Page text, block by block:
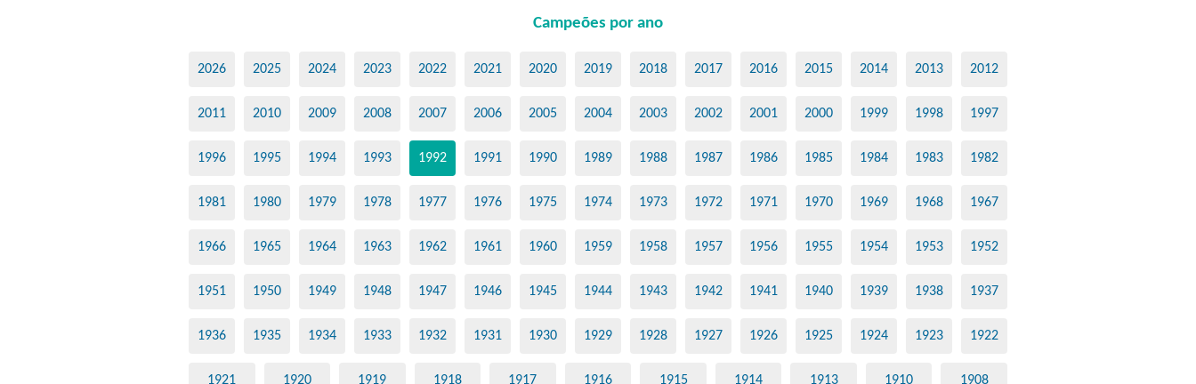
Campeões por ano
2026 2025 2024 2023 2022 2021 2020 2019 2018 2017 2016 2015 2014 2013 2012
2011 2010 2009 2008 2007 2006 2005 2004 2003 2002 2001 2000 1999 1998 1997
1996 1995 1994 1993 1992 1991 1990 1989 1988 1987 1986 1985 1984 1983 1982
1981 1980 1979 1978 1977 1976 1975 1974 1973 1972 1971 1970 1969 1968 1967
1966 1965 1964 1963 1962 1961 1960 1959 1958 1957 1956 1955 1954 1953 1952
1951 1950 1949 1948 1947 1946 1945 1944 1943 1942 1941 1940 1939 1938 1937
1936 1935 1934 1933 1932 1931 1930 1929 1928 1927 1926 1925 1924 1923 1922
1921 1920 1919 1918 1917 1916 1915 1914 1913 1910 1908